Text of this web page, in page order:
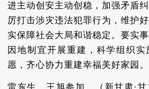
进主动创安主动创稳，加强矛盾
厉打击涉灾违法犯罪行为，维护
实保障社会大局和谐稳定。要实
因地制宜开展重建，科学组织
愿，齐心协力重建幸福美好家园。
雷东生、王旭参加。（新甘肃·